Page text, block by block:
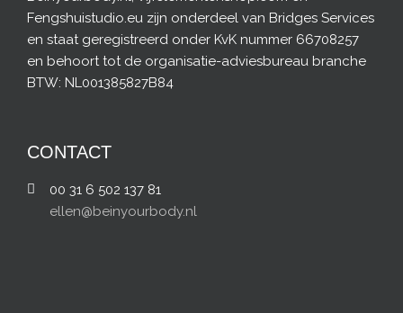
Fengshuistudio.eu zijn onderdeel van Bridges Services
en staat geregistreerd onder KvK nummer 66708257
en behoort tot de organisatie-adviesbureau branche
BTW: NL001385827B84
CONTACT
00 31 6 502 137 81
ellen@beinyourbody.nl